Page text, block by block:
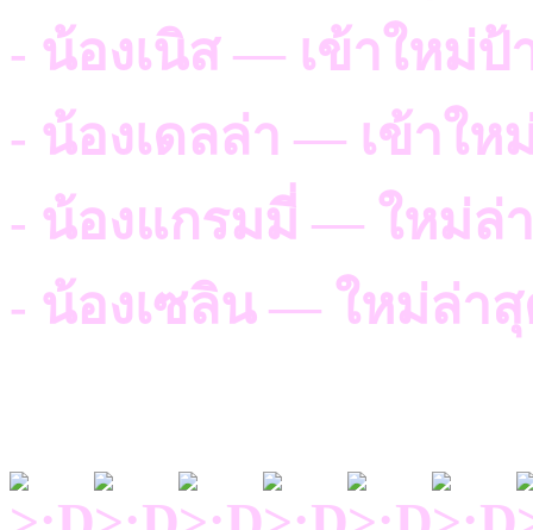
- น้องเนิส — เข้าใหม่ป้
- น้องเดลล่า — เข้าให
- น้องแกรมมี่ — ใหม่ล่
- น้องเซลิน — ใหม่ล่า